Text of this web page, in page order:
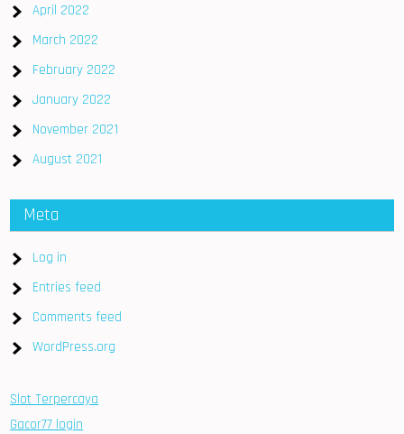
April 2022
March 2022
February 2022
January 2022
November 2021
August 2021
Meta
Log in
Entries feed
Comments feed
WordPress.org
Slot Terpercaya
Gacor77 login